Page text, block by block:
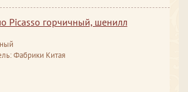
Picasso горчичный, шенилл
Фабрики Китая